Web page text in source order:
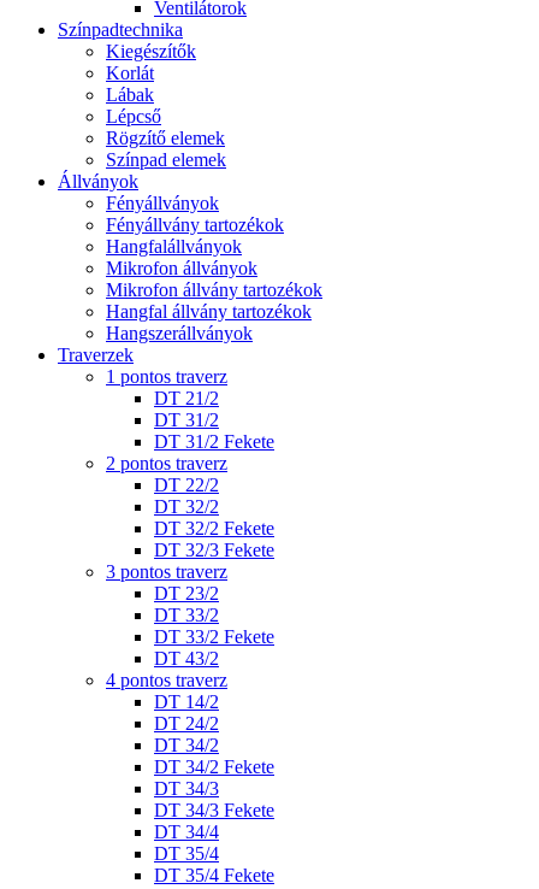
Ventilátorok
Színpadtechnika
Kiegészítők
Korlát
Lábak
Lépcső
Rögzítő elemek
Színpad elemek
Állványok
Fényállványok
Fényállvány tartozékok
Hangfalállványok
Mikrofon állványok
Mikrofon állvány tartozékok
Hangfal állvány tartozékok
Hangszerállványok
Traverzek
1 pontos traverz
DT 21/2
DT 31/2
DT 31/2 Fekete
2 pontos traverz
DT 22/2
DT 32/2
DT 32/2 Fekete
DT 32/3 Fekete
3 pontos traverz
DT 23/2
DT 33/2
DT 33/2 Fekete
DT 43/2
4 pontos traverz
DT 14/2
DT 24/2
DT 34/2
DT 34/2 Fekete
DT 34/3
DT 34/3 Fekete
DT 34/4
DT 35/4
DT 35/4 Fekete